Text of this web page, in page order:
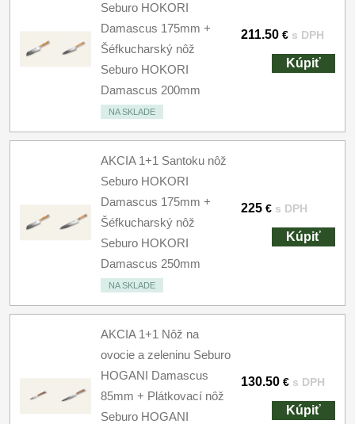
Seburo HOKORI
Damascus 175mm +
Šéfkucharský nôž
Seburo HOKORI
Damascus 200mm
NA SKLADE
211.50 € s DPH
Kúpiť
AKCIA 1+1 Santoku nôž
Seburo HOKORI
Damascus 175mm +
Šéfkucharský nôž
Seburo HOKORI
Damascus 250mm
NA SKLADE
225 € s DPH
Kúpiť
AKCIA 1+1 Nôž na
ovocie a zeleninu Seburo
HOGANI Damascus
85mm + Plátkovací nôž
Seburo HOGANI
130.50 € s DPH
Kúpiť